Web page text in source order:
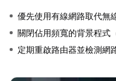
優先使用有線網路取代無
關閉佔用頻寬的背景程式
定期重啟路由器並檢測網